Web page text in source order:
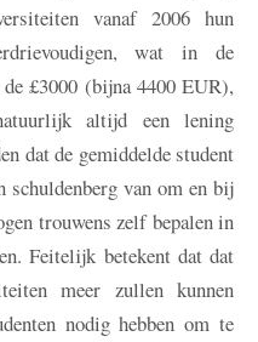
vanaf 2006 hun
wat in de
£3000 (bijna 4400 EUR),
altijd een lening
dat de gemiddelde student
schuldenberg van om en bij
trouwens zelf bepalen in
Feitelijk betekent dat dat
meer zullen kunnen
nodig hebben om te